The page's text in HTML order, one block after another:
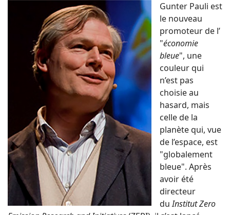
Gunter Pauli est
le nouveau
promoteur de l’
"économie
bleue", une
couleur qui
n’est pas
choisie au
hasard, mais
celle de la
planète qui, vue
de l’espace, est
"globalement
bleue". Après
avoir été
directeur
duInstitutZero